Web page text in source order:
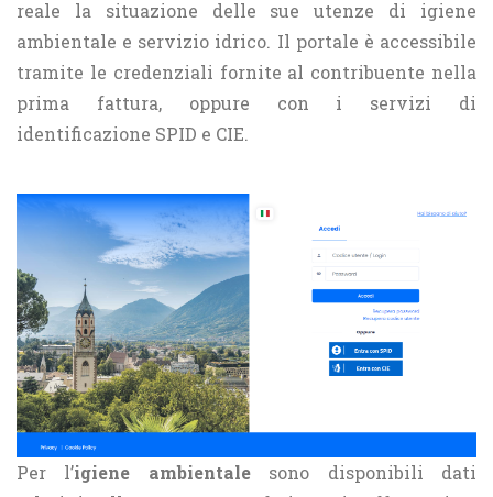
reale la situazione delle sue utenze di igiene
ambientale e servizio idrico. Il portale è accessibile
tramite le credenziali fornite al contribuente nella
prima fattura, oppure con i servizi di
identificazione SPID e CIE.
Per l’igiene ambientalesono disponibili dati